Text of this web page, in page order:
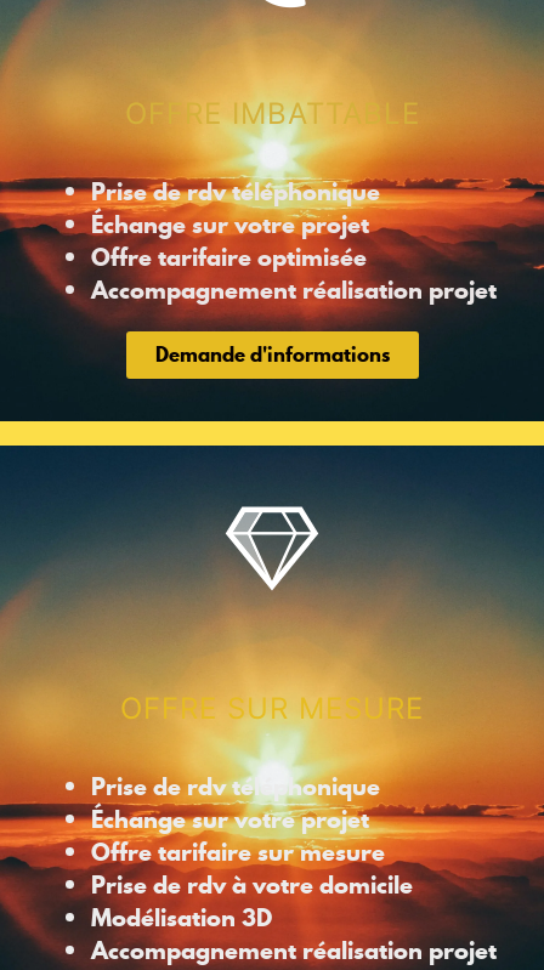
OFFRE IMBATTABLE
Prise de rdv téléphonique
Échange sur votre projet
Offre tarifaire optimisée
Accompagnement réalisation projet
Demande d'informations
OFFRE SUR MESURE
Prise de rdv téléphonique
Échange sur votre projet
Offre tarifaire sur mesure
Prise de rdv à votre domicile
Modélisation 3D
Accompagnement réalisation projet